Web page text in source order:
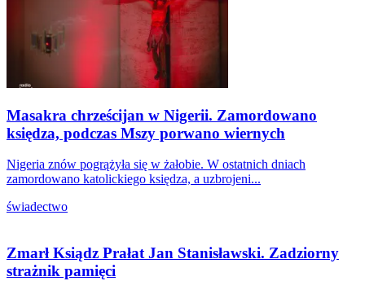
Masakra chrześcijan w Nigerii. Zamordowano
księdza, podczas Mszy porwano wiernych
Nigeria znów pogrążyła się w żałobie. W ostatnich dniach
zamordowano katolickiego księdza, a uzbrojeni...
świadectwo
Zmarł Ksiądz Prałat Jan Stanisławski. Zadziorny
strażnik pamięci